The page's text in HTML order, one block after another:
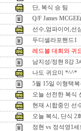
단, 복식 승 팀
Q/F James
선수,엄파이어,선
두디셀라포핸드1
레드볼 대회와 귀
남지성/정현 8강 3
나도 귀요미 *^^*
5월 15일 이형택
오늘 선전한 복식
현재 시합중인 선
오늘 복식, 단식 2
정현 vs 정석영1